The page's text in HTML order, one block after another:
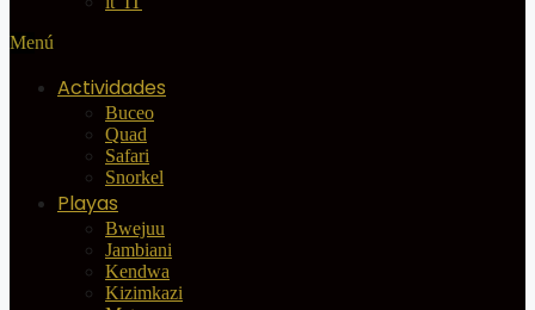
Menú
Actividades
Buceo
Quad
Safari
Snorkel
Playas
Bwejuu
Jambiani
Kendwa
Kizimkazi